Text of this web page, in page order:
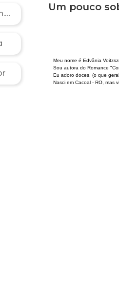
https://www.edvaniavoitzszn.com/
Um pouco
Meu nome é Edvânia
Sou autora do Romance
Eu adoro doces, (o que
Nasci em Cacoal - RO, mas